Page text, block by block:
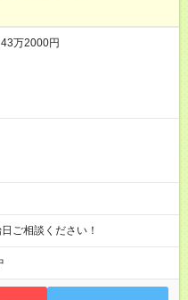
万2000円
ご相談ください！